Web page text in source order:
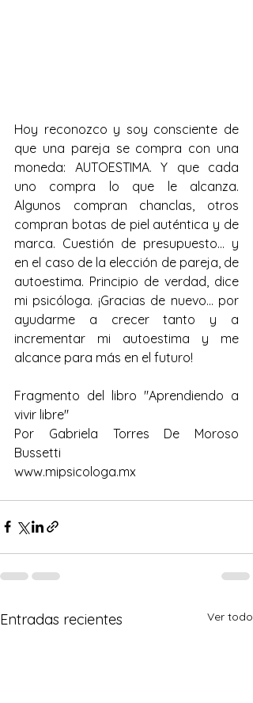
Hoy reconozco y soy consciente de
que una pareja se compra con una
moneda: AUTOESTIMA. Y que cada
uno compra lo que le alcanza.
Algunos compran chanclas, otros
compran botas de piel auténtica y de
marca. Cuestión de presupuesto… y
en el caso de la elección de pareja, de
autoestima. Principio de verdad, dice
mi psicóloga. ¡Gracias de nuevo... por
ayudarme a crecer tanto y a
incrementar mi autoestima y me
alcance para más en el futuro!
Fragmento del libro "Aprendiendo a
vivir libre"
Por Gabriela Torres De Moroso
Bussetti
www.mipsicologa.mx
Entradas recientes Ver todo